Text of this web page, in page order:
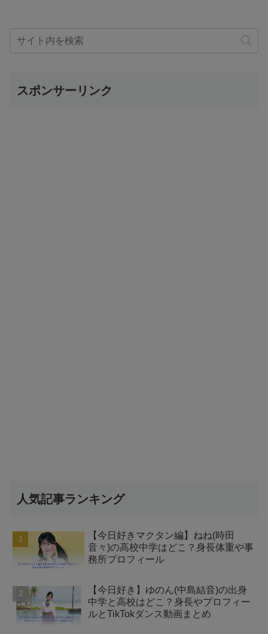
スポンサーリンク
人気記事ランキング
【今日好きマクタン編】ねね(時田
音々)の高校中学はどこ？身長体重や事
務所プロフィール
【今日好き】ゆのん(中島結音)の出身
中学と高校はどこ？身長やプロフィー
ルとTikTokダンス動画まとめ